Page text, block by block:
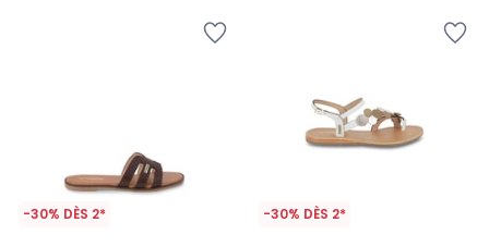
-30% DÈS 2* -30% DÈS 2*